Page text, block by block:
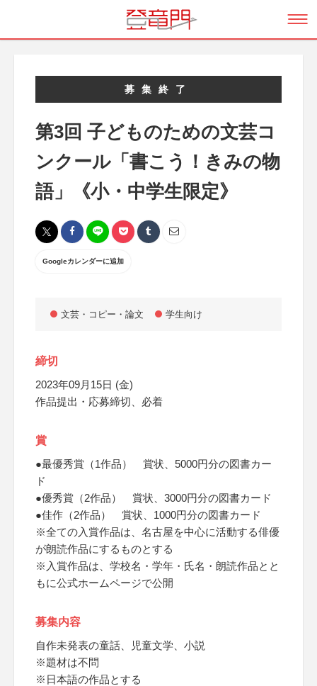
募集終了
第3回 子どものための文芸コ
ンクール「書こう！きみの物
語」《小・中学生限定》
Googleカレンダーに追加
文芸・コピー・論文 学生向け
締切
2023年09月15日 (金)
作品提出・応募締切、必着
賞
●最優秀賞（1作品） 賞状、5000円分の図書カー
ド
●優秀賞（2作品） 賞状、3000円分の図書カード
●佳作（2作品） 賞状、1000円分の図書カード
※全ての入賞作品は、名古屋を中心に活動する俳優
が朗読作品にするものとする
※入賞作品は、学校名・学年・氏名・朗読作品とと
もに公式ホームページで公開
募集内容
自作未発表の童話、児童文学、小説
※題材は不問
※日本語の作品とする